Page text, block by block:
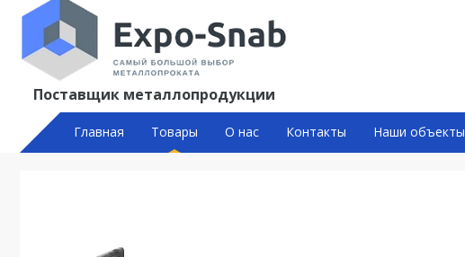
Поставщик металлопродукции
Главная Товары О нас Контакты Наши объекты